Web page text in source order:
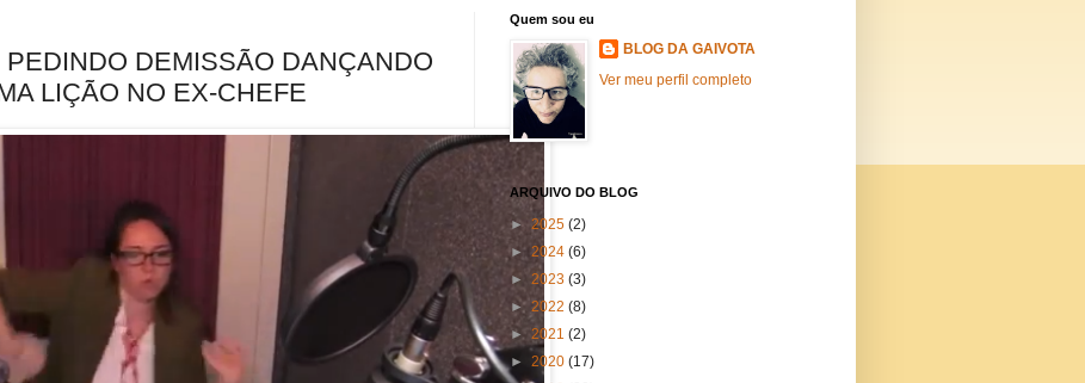
DEMISSÃO DANÇANDO
LIÇÃO NO EX-CHEFE
Quem sou eu
BLOG DA GAIVOTA
Ver meu perfil completo
ARQUIVO DO BLOG
► 2025 (2)
► 2024 (6)
► 2023 (3)
► 2022 (8)
► 2021 (2)
► 2020 (17)